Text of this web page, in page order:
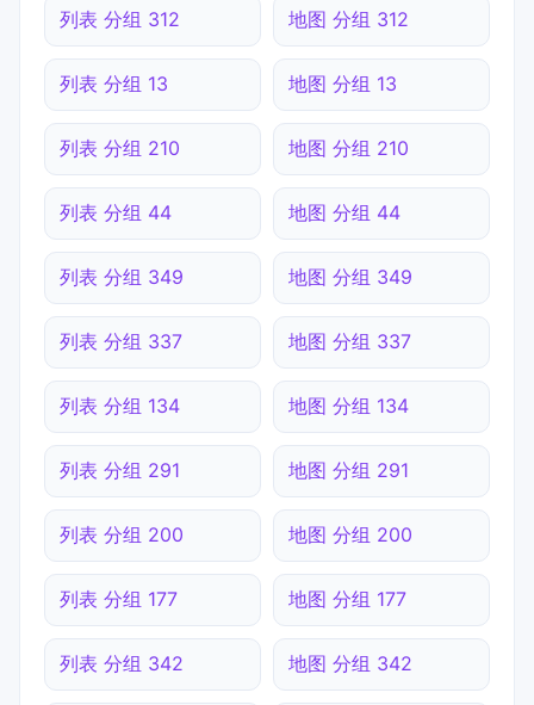
列表 分组 312 地图 分组 312
列表 分组 13 地图 分组 13
列表 分组 210 地图 分组 210
列表 分组 44 地图 分组 44
列表 分组 349 地图 分组 349
列表 分组 337 地图 分组 337
列表 分组 134 地图 分组 134
列表 分组 291 地图 分组 291
列表 分组 200 地图 分组 200
列表 分组 177 地图 分组 177
列表 分组 342 地图 分组 342